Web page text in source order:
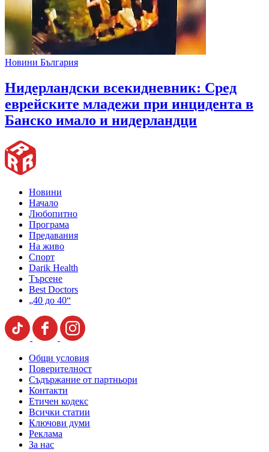
Новини България
Нидерландски всекидневник: Сред
еврейските младежи при инцидента в
Банско имало и нидерландци
Новини
Начало
Любопитно
Програма
Предавания
На живо
Спорт
Darik Health
Търсене
Best Doctors
„40 до 40“
Общи условия
Поверителност
Съдържание от партньори
Контакти
Етичен кодекс
Всички статии
Ключови думи
Реклама
За нас